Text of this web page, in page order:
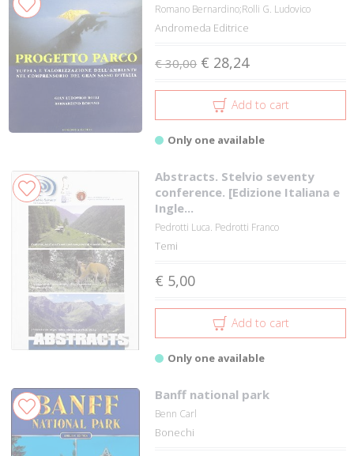
Romano Bernardino;Rolli G. Ludovico
Andromeda Editrice
€ 30,00 € 28,24
Add to cart
Only one available
Abstracts. Stelvio seventy
conference. [Edizione Italiana e
Ingle...
Pedrotti Luca. Pedrotti Franco
Temi
€ 5,00
Add to cart
Only one available
Banff national park
Benn Carl
Bonechi